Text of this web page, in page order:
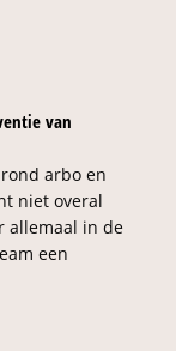
van
arbo en
niet overal
allemaal in de
een